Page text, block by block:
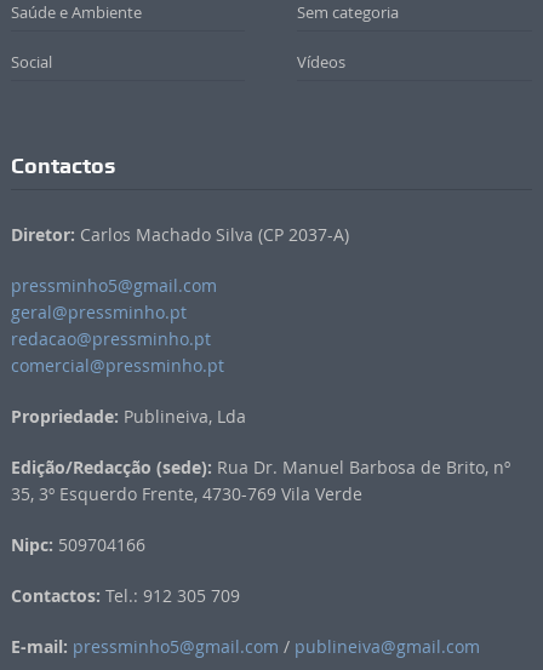
Saúde e Ambiente Sem categoria
Social Vídeos
Contactos
Diretor: Carlos Machado Silva (CP 2037-A)
pressminho5@gmail.com
geral@pressminho.pt
redacao@pressminho.pt
comercial@pressminho.pt
Propriedade: Publineiva, Lda
Edição/Redacção (sede): Rua Dr. Manuel Barbosa de Brito, nº
35, 3º Esquerdo Frente, 4730-769 Vila Verde
Nipc: 509704166
Contactos: Tel.: 912 305 709
E-mail: pressminho5@gmail.com / publineiva@gmail.com